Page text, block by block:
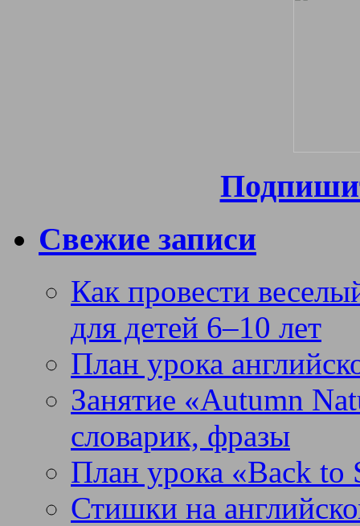
Свежие записи
Как провести
для детей 6–10 лет
План урока
Занятие «Autumn
словарик, фразы
План урока «Back to
Стишки на